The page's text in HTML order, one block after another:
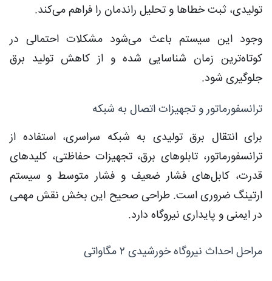
تولیدی، ثبت خطاها و تحلیل راندمان را فراهم می‌کند.
وجود این سیستم باعث می‌شود مشکلات احتمالی در
کوتاه‌ترین زمان شناسایی شده و از کاهش تولید برق
جلوگیری شود.
ترانسفورماتور و تجهیزات اتصال به شبکه
برای انتقال برق تولیدی به شبکه سراسری، استفاده از
ترانسفورماتور، تابلوهای برق، تجهیزات حفاظتی، کلیدهای
قدرت، کابل‌های فشار ضعیف و فشار متوسط و سیستم
ارتینگ ضروری است. طراحی صحیح این بخش نقش مهمی
در ایمنی و پایداری نیروگاه دارد.
مراحل احداث نیروگاه خورشیدی ۲ مگاواتی